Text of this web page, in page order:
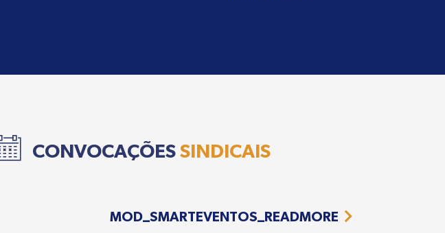
CONVOCAÇÕESSINDICAIS
MOD_SMARTEVENTOS_READMORE